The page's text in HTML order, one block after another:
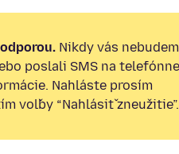
Nikdy vás
poslali SMS na
Nahláste prosím
voľby “Nahlásiť zneužitie”.